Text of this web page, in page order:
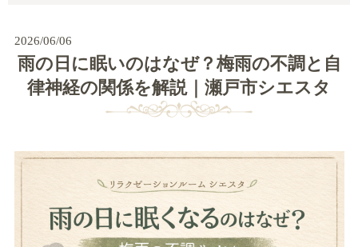
2026/06/06
雨の日に眠いのはなぜ？梅雨の不調と自
律神経の関係を解説｜瀬戸市シエスタ